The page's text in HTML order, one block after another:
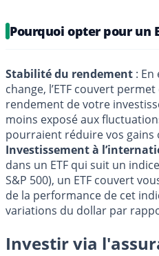
Pourquoi opter pour un
Stabilité du rendement :
change, l’ETF couvert
rendement de votre
moins exposé aux
pourraient réduire vos gains
Investissement à
dans un ETF qui suit un
S&P 500), un ETF couvert
de la performance de cet
variations du dollar par
Investir via